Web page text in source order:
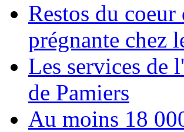
Restos du
prégnante chez
Les services de
de Pamiers
Au moins 18